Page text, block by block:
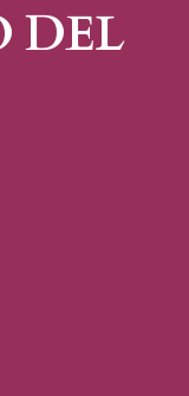
DEL